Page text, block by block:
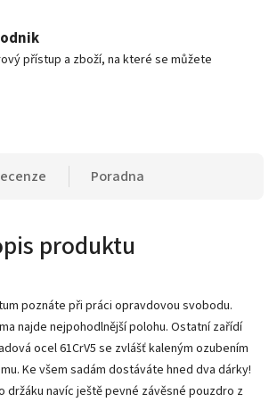
přístup a zboží, na které se můžete
Poradna
produktu
poznáte při práci opravdovou svobodu.
najde nejpohodlnější polohu. Ostatní zařídí
ocel 61CrV5 se zvlášť kaleným ozubením
Ke všem sadám dostáváte hned dva dárky!
držáku navíc ještě pevné závěsné pouzdro z